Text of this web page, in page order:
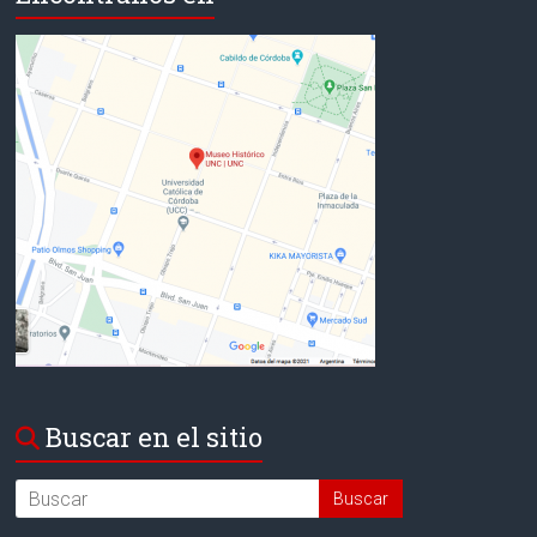
Buscar en el sitio
Search